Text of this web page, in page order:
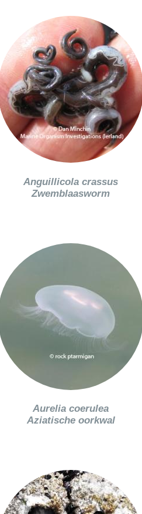
Anguillicola crassus
Zwemblaasworm
Aurelia coerulea
Aziatische oorkwal